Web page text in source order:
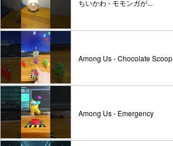
ちいかわ - モモンガが...
Among Us - Chocolate Scoop
Among Us - Emergency